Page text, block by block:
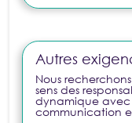
Autres
Nous
sens des
dynamique avec
communication